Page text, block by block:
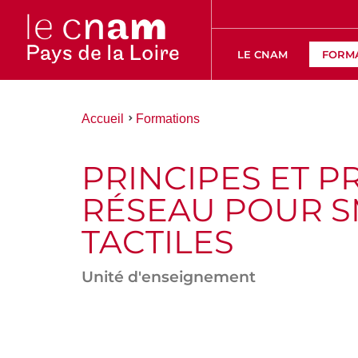
LE CNAM
Vous
Accueil Formations
PRINCIPES ET
RÉSEAU POUR
TACTILES
Unité d'enseignement